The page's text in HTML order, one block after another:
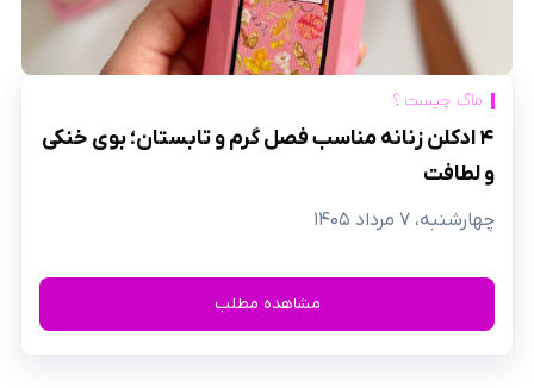
ماگ چیست ؟
​۴ ادکلن زنانه مناسب فصل گرم و تابستان؛ بوی خنکی
و لطافت
چهارشنبه، ۷ مرداد ۱۴۰۵
مشاهده مطلب